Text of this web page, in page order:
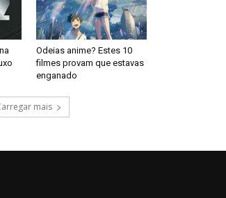
Odeias anime? Estes 10
filmes provam que estavas
enganado
mais